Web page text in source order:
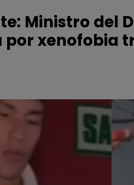
Ministro del
por xenofobia